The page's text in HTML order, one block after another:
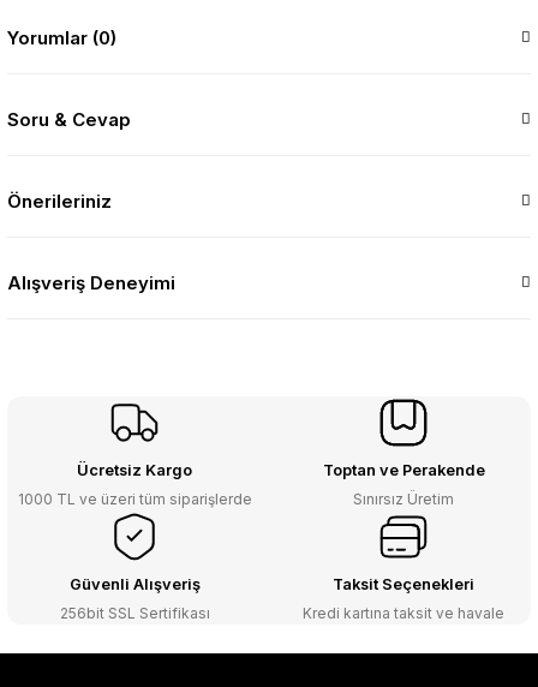
Yorumlar (0)
Soru & Cevap
Önerileriniz
Alışveriş Deneyimi
Ücretsiz Kargo
1000 TL ve üzeri tüm siparişlerde
Toptan ve Perakende
Sınırsız Üretim
Güvenli Alışveriş
256bit SSL Sertifikası
Taksit Seçenekleri
Kredi kartına taksit ve havale